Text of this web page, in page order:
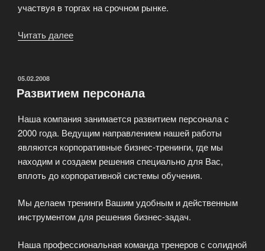
участвуя в торгах на срочном рынке.
Читать далее
ОПУБЛИКОВАНО
05.02.2008
Развитием персонала
Наша компания занимается развитием персонала с
2000 года. Ведущим направлением нашей работы
являются корпоративные бизнес-тренинги, где мы
находим и создаем решения специально для Вас,
вплоть до корпоративной системы обучения.
Мы делаем тренинги Вашим удобным и действенным
инструментом для решения бизнес-задач.
Наша профессиональная команда тренеров с солидной